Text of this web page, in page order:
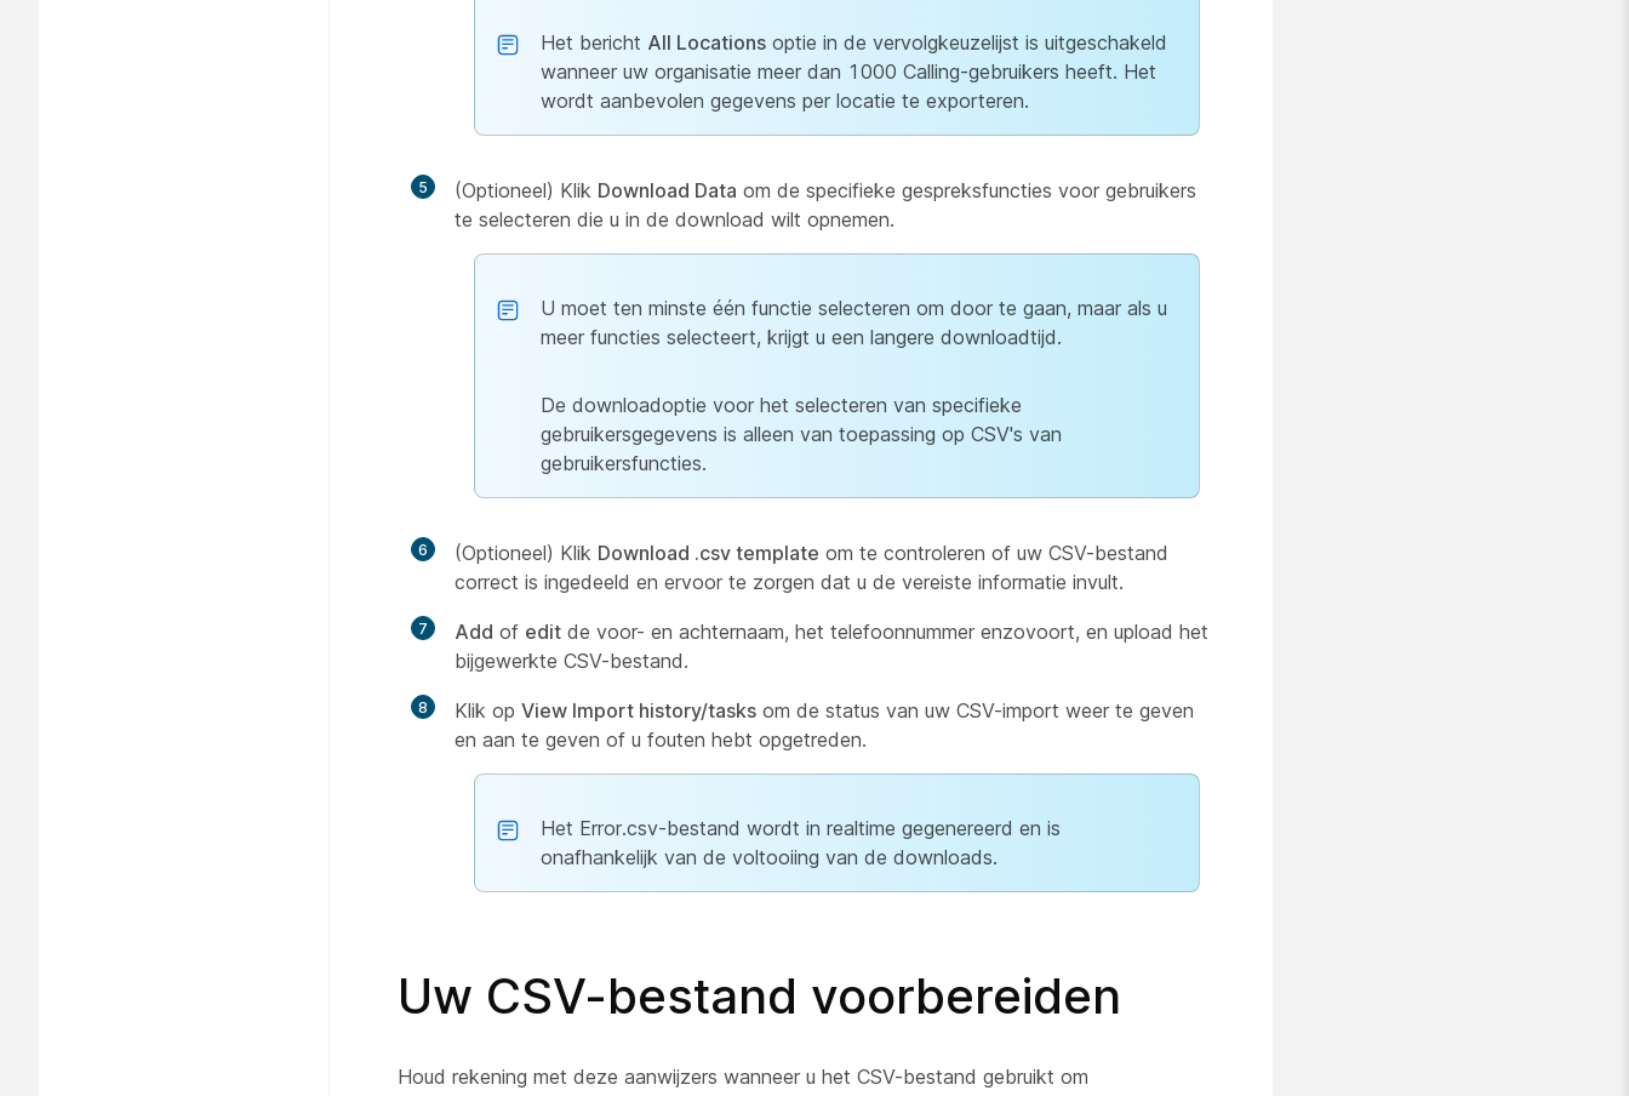
Het bericht All Locations optie in de vervolgkeuzelijst is uitgeschakeld
wanneer uw organisatie meer dan 1000 Calling-gebruikers heeft. Het
wordt aanbevolen gegevens per locatie te exporteren.
5 (Optioneel) Klik Download Data om de specifieke gespreksfuncties voor gebruikers
te selecteren die u in de download wilt opnemen.
U moet ten minste één functie selecteren om door te gaan, maar als u
meer functies selecteert, krijgt u een langere downloadtijd.
De downloadoptie voor het selecteren van specifieke
gebruikersgegevens is alleen van toepassing op CSV's van
gebruikersfuncties.
6 (Optioneel) Klik Download .csv template om te controleren of uw CSV-bestand
correct is ingedeeld en ervoor te zorgen dat u de vereiste informatie invult.
7 Add of edit de voor- en achternaam, het telefoonnummer enzovoort, en upload het
bijgewerkte CSV-bestand.
8 Klik op View Import history/tasks om de status van uw CSV-import weer te geven
en aan te geven of u fouten hebt opgetreden.
Het Error.csv-bestand wordt in realtime gegenereerd en is
onafhankelijk van de voltooiing van de downloads.
Uw CSV-bestand voorbereiden
Houd rekening met deze aanwijzers wanneer u het CSV-bestand gebruikt om